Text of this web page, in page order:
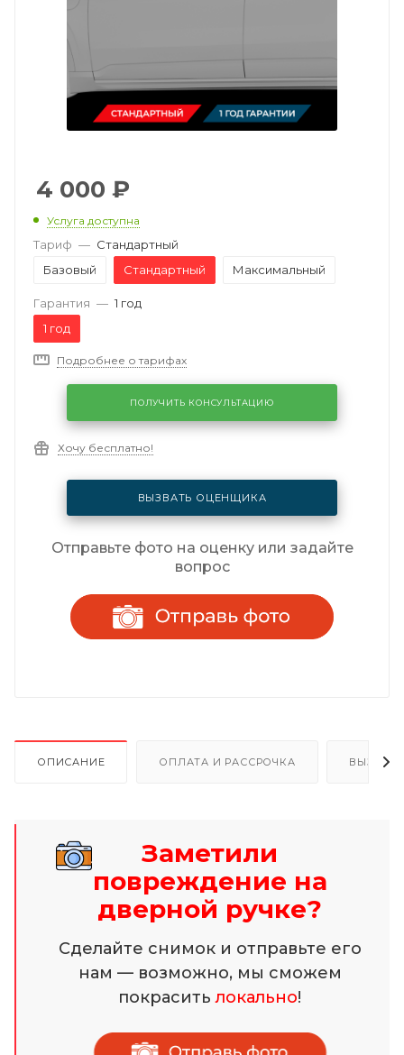
4 000 ₽
Услуга доступна
Тариф — Стандартный
Базовый
Стандартный Максимальный
Гарантия — 1 год
1 год
Подробнее о тарифах
ПОЛУЧИТЬ КОНСУЛЬТАЦИЮ
Хочу бесплатно!
ВЫЗВАТЬ ОЦЕНЩИКА
Отправьте фото на оценку или задайте
вопрос
ОПИСАНИЕ ОПЛАТА И РАССРОЧКА ВЫЗОВ
Заметили
повреждение на
дверной ручке?
Сделайте снимок и отправьте его
нам — возможно, мы сможем
покраситьлокально!